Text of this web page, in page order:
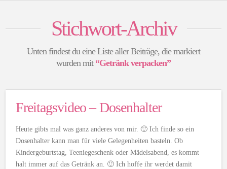
Stichwort-Archiv
Unten findest du eine Liste aller Beiträge, die markiert
wurden mit “Getränk verpacken”
Freitagsvideo – Dosenhalter
Heute gibts mal was ganz anderes von mir. 🙂 Ich finde so ein
Dosenhalter kann man für viele Gelegenheiten basteln. Ob
Kindergeburtstag, Teeniegeschenk oder Mädelsabend, es kommt
halt immer auf das Getränk an. 🙂 Ich hoffe ihr werdet damit